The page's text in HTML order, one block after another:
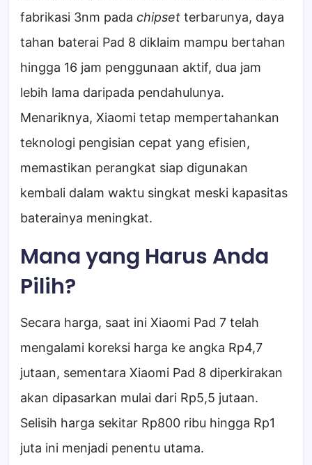
fabrikasi 3nm pada chipset terbarunya, daya
tahan baterai Pad 8 diklaim mampu bertahan
hingga 16 jam penggunaan aktif, dua jam
lebih lama daripada pendahulunya.
Menariknya, Xiaomi tetap mempertahankan
teknologi pengisian cepat yang efisien,
memastikan perangkat siap digunakan
kembali dalam waktu singkat meski kapasitas
baterainya meningkat.
Mana yang Harus Anda
Pilih?
Secara harga, saat ini Xiaomi Pad 7 telah
mengalami koreksi harga ke angka Rp4,7
jutaan, sementara Xiaomi Pad 8 diperkirakan
akan dipasarkan mulai dari Rp5,5 jutaan.
Selisih harga sekitar Rp800 ribu hingga Rp1
juta ini menjadi penentu utama.